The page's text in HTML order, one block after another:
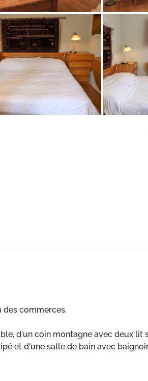
des commerces.
d'un coin montagne avec deux lit
et d'une salle de bain avec